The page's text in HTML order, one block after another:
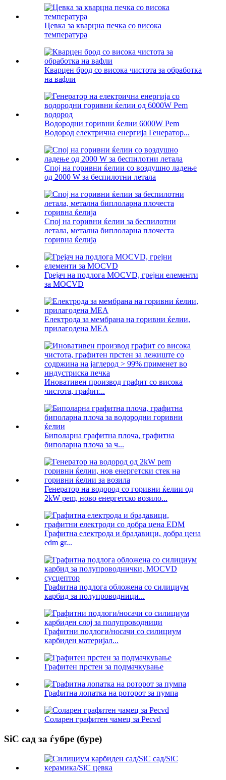
Цевка за кварцна печка со висока
температура
Кварцен брод со висока чистота за обработка
на вафли
Водородни горивни ќелии 6000W Pem
Водород електрична енергија Генератор...
Спој на горивни ќелии со воздушно ладење
од 2000 W за беспилотни летала
Спој на горивни ќелии за беспилотни
летала, метална биплоларна плочеста
горивна ќелија
Грејач на подлога MOCVD, грејни елементи
за MOCVD
Електрода за мембрана на горивни ќелии,
прилагодена MEA
Иновативен производ графит со висока
чистота, графит...
Биполарна графитна плоча, графитна
биполарна плоча за ч...
Генератор на водород со горивни ќелии од
2kW pem, ново енергетско возило...
Графитна електрода и брадавици, добра цена
edm gr...
Графитна подлога обложена со силициум
карбид за полупроводници...
Графитни подлоги/носачи со силициум
карбиден материјал...
Графитен прстен за подмачкување
Графитна лопатка на роторот за пумпа
Соларен графитен чамец за Pecvd
SiC сад за ѓубре (буре)